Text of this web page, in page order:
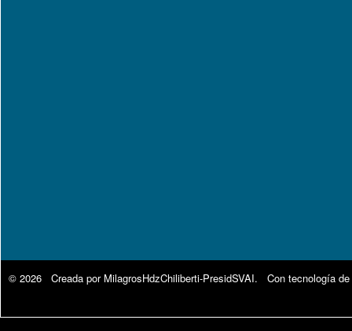
© 2026 Creada por MilagrosHdzChiliberti-PresidSVAI. Con tecnología de